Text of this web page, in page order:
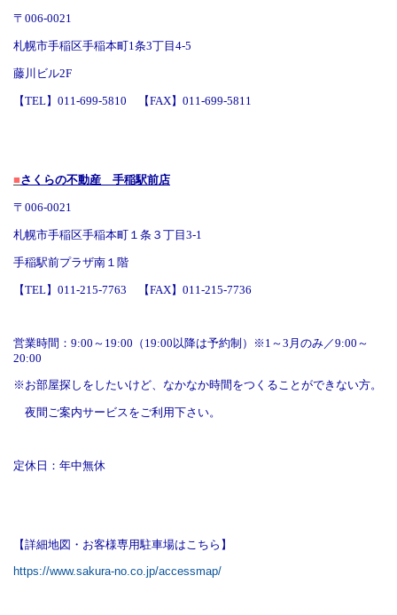
〒006-0021
札幌市手稲区手稲本町1条3丁目4-5
藤川ビル2F
【TEL】011-699-5810 【FAX】011-699-5811
■さくらの不動産 手稲駅前店
〒006-0021
札幌市手稲区手稲本町１条３丁目3-1
手稲駅前プラザ南１階
【TEL】011-215-7763 【FAX】011-215-7736
営業時間：9:00～19:00（19:00以降は予約制）※1～3月のみ／9:00～
20:00
※お部屋探しをしたいけど、なかなか時間をつくることができない方。
夜間ご案内サービスをご利用下さい。
定休日：年中無休
【詳細地図・お客様専用駐車場はこちら】
https://www.sakura-no.co.jp/accessmap/